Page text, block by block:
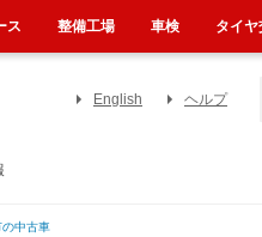
English ヘルプ
の中古車
ス 整備工場 車検 タイヤ